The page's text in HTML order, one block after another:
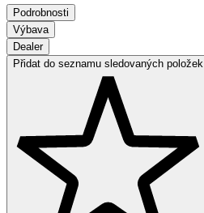
Podrobnosti
Výbava
Dealer
Přidat do seznamu sledovaných položek